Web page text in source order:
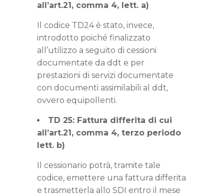
all’art.21, comma 4, lett. a)
Il codice TD24 è stato, invece,
introdotto poiché finalizzato
all’utilizzo a seguito di cessioni
documentate da ddt e per
prestazioni di servizi documentate
con documenti assimilabili al ddt,
ovvero equipollenti.
TD 25: Fattura differita di cui
all’art.21, comma 4, terzo periodo
lett. b)
Il cessionario potrà, tramite tale
codice, emettere una fattura differita
e trasmetterla allo SDI entro il mese